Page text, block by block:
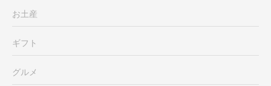
お土産
ギフト
グルメ